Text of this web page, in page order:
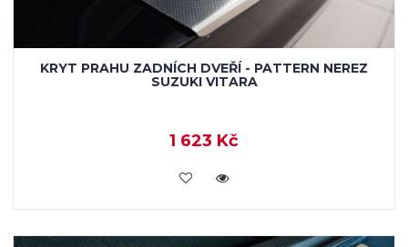
KRYT PRAHU ZADNÍCH DVEŘÍ - PATTERN NEREZ
SUZUKI VITARA
1 623 Kč
KOUPIT